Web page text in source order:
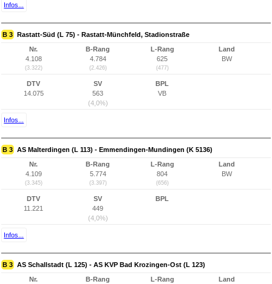
Infos...
B 3 Rastatt-Süd (L 75) - Rastatt-Münchfeld, Stadionstraße
Nr.
4.108
(3.322)
B-Rang
4.784
(2.426)
L-Rang
625
(477)
Land
BW
DTV
14.075
SV
563
(4,0%)
BPL
VB
Infos...
B 3 AS Malterdingen (L 113) - Emmendingen-Mundingen (K 5136)
Nr.
4.109
(3.345)
B-Rang
5.774
(3.397)
L-Rang
804
(656)
Land
BW
DTV
11.221
SV
449
(4,0%)
BPL
Infos...
B 3 AS Schallstadt (L 125) - AS KVP Bad Krozingen-Ost (L 123)
Nr.
B-Rang
L-Rang
Land